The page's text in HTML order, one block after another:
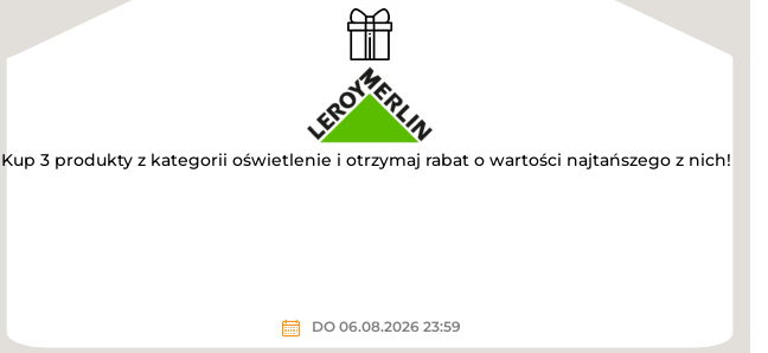
Kup 3 produkty z kategorii oświetlenie i otrzymaj rabat o wartości najtańszego z nich!
DO 06.08.2026 23:59